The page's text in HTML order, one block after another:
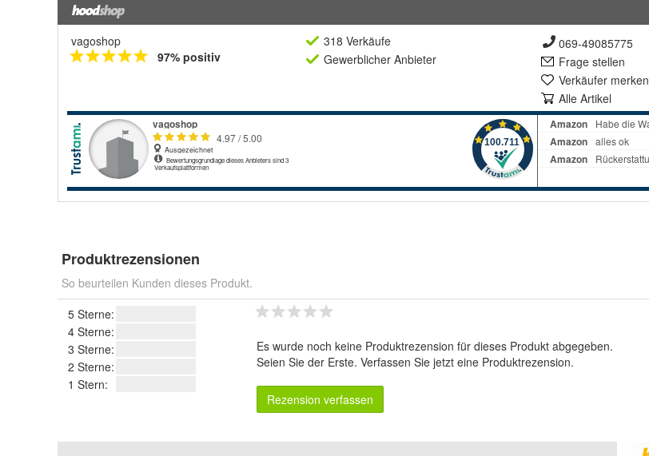
vagoshop
97% positiv
318 Verkäufe
Gewerblicher Anbieter
069-49085775
Frage stellen
Verkäufer merken
Alle Artikel
Produktrezensionen
So beurteilen Kunden dieses Produkt.
5 Sterne:
4 Sterne:
3 Sterne:
2 Sterne:
1 Stern:
Es wurde noch keine Produktrezension für dieses Produkt abgegeben.
Seien Sie der Erste. Verfassen Sie jetzt eine Produktrezension.
Rezension verfassen